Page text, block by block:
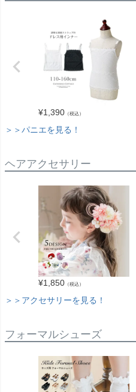
¥1,390 （税込）
＞＞パニエを見る！
ヘアアクセサリー
¥1,850 （税込）
＞＞アクセサリーを見る！
フォーマルシューズ